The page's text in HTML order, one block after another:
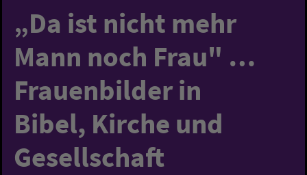
„Da ist nicht mehr
Mann noch Frau" …
Frauenbilder in
Bibel, Kirche und
Gesellschaft